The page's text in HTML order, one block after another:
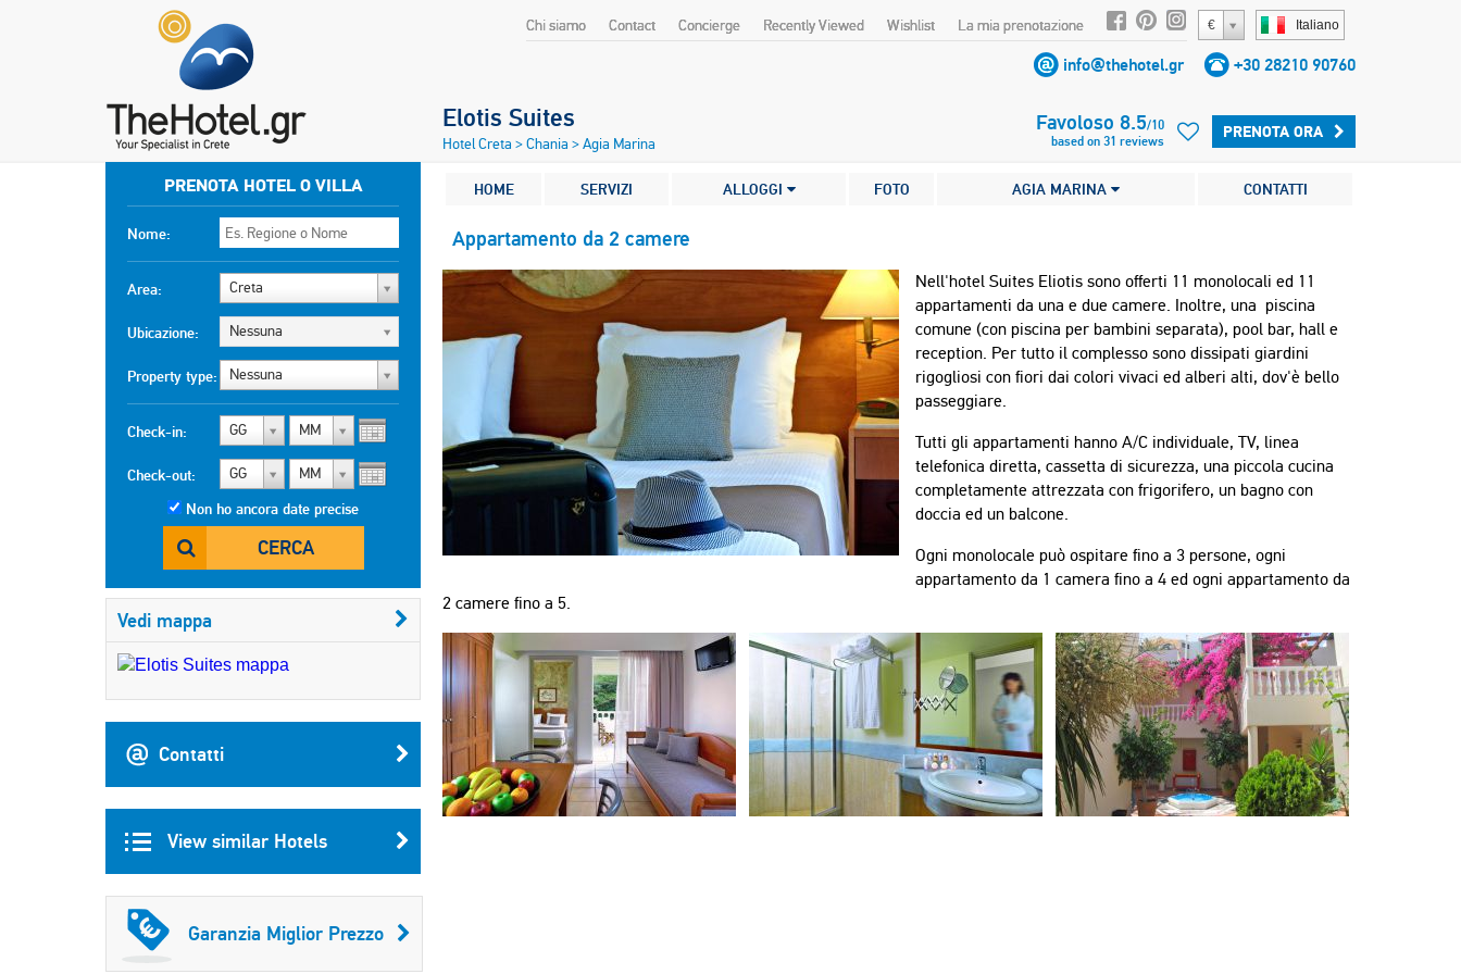
Italiano
€
Chi siamo Contact Concierge Recently Viewed Wishlist La mia prenotazione
info@thehotel.gr +30 28210 90760
PRENOTA HOTEL O VILLA
Nome:
Area: Creta
Ubicazione: Nessuna
Property type: Nessuna
Check-in: GG MM
Check-out: GG MM
Non ho ancora date precise
CERCA
Vedi mappa
Contatti
View similar Hotels
Garanzia Miglior Prezzo
Elotis Suites
Hotel Creta >Chania >Agia Marina
PRENOTA ORA
Favoloso 8.5/10
based on 31 reviews
HOME SERVIZI ALLOGGI FOTO AGIA MARINA CONTATTI
Appartamento da 2 camere
Nell'hotel Suites Eliotis sono offerti 11 monolocali ed 11
appartamenti da una e due camere. Inoltre, una piscina
comune (con piscina per bambini separata), pool bar, hall e
reception. Per tutto il complesso sono dissipati giardini
rigogliosi con fiori dai colori vivaci ed alberi alti, dov'è bello
passeggiare.
Tutti gli appartamenti hanno A/C individuale, TV, linea
telefonica diretta, cassetta di sicurezza, una piccola cucina
completamente attrezzata con frigorifero, un bagno con
doccia ed un balcone.
Ogni monolocale può ospitare fino a 3 persone, ogni
appartamento da 1 camera fino a 4 ed ogni appartamento da
2 camere fino a 5.